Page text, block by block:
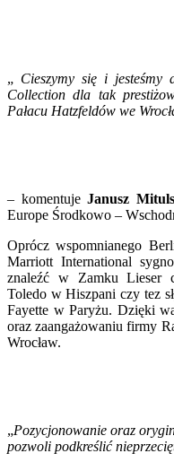
„ Cieszymy się i jesteśmy
Collection dla tak
Pałacu Hatzfeldów we
– komentujeJanusz
Europe Środkowo –
Oprócz wspomnianego
Marriott International
znaleźć w Zamku Lieser
Toledo w Hiszpani czy tez
Fayette w Paryżu. Dzięki
oraz zaangażowaniu firmy
Wrocław.
„Pozycjonowanie oraz
pozwoli podkreślić